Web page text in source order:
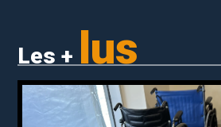
Les + lus